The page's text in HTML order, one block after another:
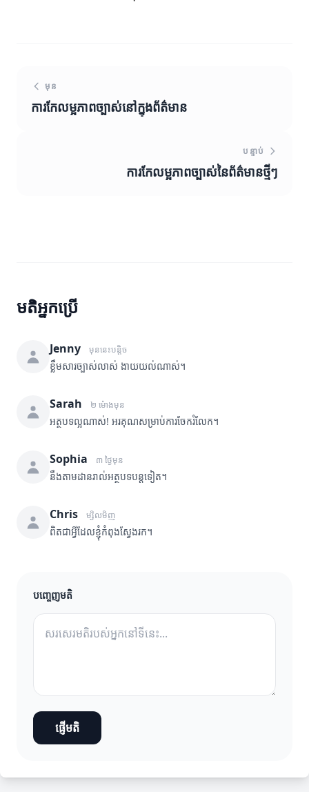
មុន
ការកែលម្អភាពច្បាស់នៅក្នុងព័ត៌មាន
បន្ទាប់
ការកែលម្អភាពច្បាស់នៃព័ត៌មានថ្មីៗ
មតិអ្នកប្រើ
Jenny មុននេះបន្តិច
ខ្លឹមសារច្បាស់លាស់ ងាយយល់ណាស់។
Sarah ២ ម៉ោងមុន
អត្ថបទល្អណាស់! អរគុណសម្រាប់ការចែករំលែក។
Sophia ៣ ថ្ងៃមុន
នឹងតាមដានរាល់អត្ថបទបន្តទៀត។
Chris ម្សិលមិញ
ពិតជាអ្វីដែលខ្ញុំកំពុងស្វែងរក។
បញ្ចេញមតិ
ផ្ញើមតិ